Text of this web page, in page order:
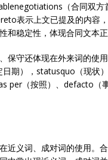
（合同双方
表示上文已提及的内
和稳定性，体现合同文本
保守还体现在外来词的使
期），statusquo（现状
per（按照）、defacto
近义词、成对词的使用。